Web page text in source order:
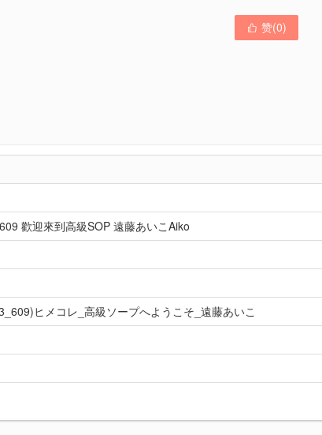
 赞(0)
歡迎來到高級SOP 遠藤あいこAiko
ヒメコレ_高級ソープへようこそ_遠藤あいこ